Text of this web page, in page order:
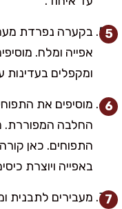
בקערה נפרדת
ומקפלים
מוסיפים את
החלבה המפוררת.
התפוחים. כאן
באפייה ויוצרת
מעבירים לתבנית